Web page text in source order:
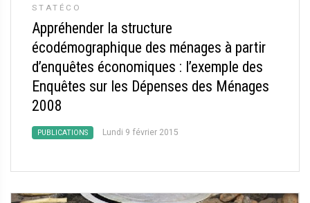
STATÉCO
Appréhender la structure
écodémographique des ménages à partir
d’enquêtes économiques : l’exemple des
Enquêtes sur les Dépenses des Ménages
2008
PUBLICATIONS Lundi 9 février 2015